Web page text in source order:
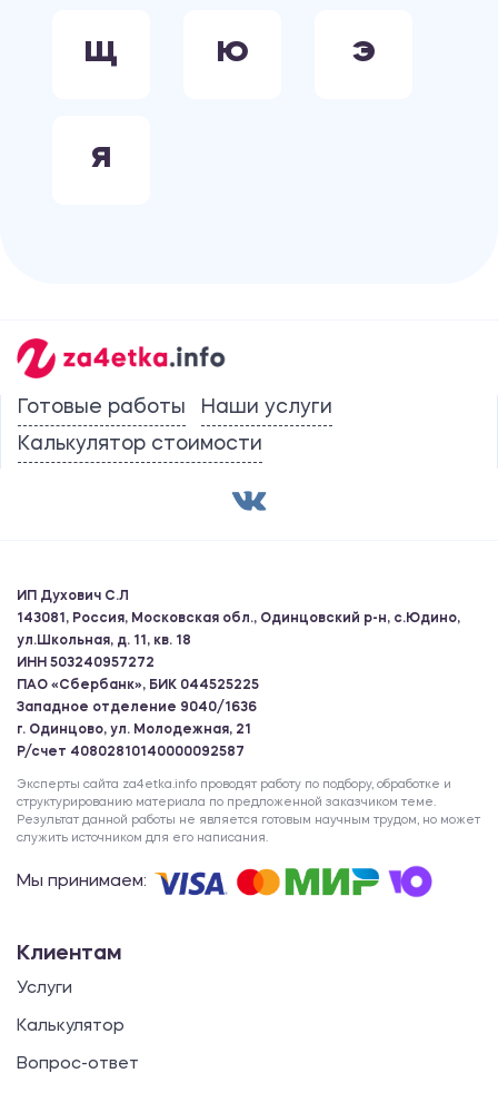
Щ Ю Э
Я
Готовые работы
Наши услуги
Калькулятор стоимости
ИП Духович С.Л
143081, Россия, Московская обл., Одинцовский р-н, с.Юдино,
ул.Школьная, д. 11, кв. 18
ИНН 503240957272
ПАО «Сбербанк», БИК 044525225
Западное отделение 9040/1636
г. Одинцово, ул. Молодежная, 21
Р/счет 40802810140000092587
Эксперты сайта za4etka.info проводят работу по подбору, обработке и
структурированию материала по предложенной заказчиком теме.
Результат данной работы не является готовым научным трудом, но может
служить источником для его написания.
Мы принимаем:
Клиентам
Услуги
Калькулятор
Вопрос-ответ